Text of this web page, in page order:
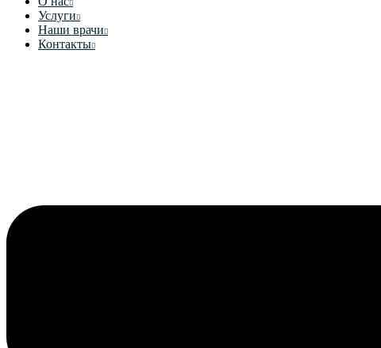
Услуги
Наши врачи
Контакты